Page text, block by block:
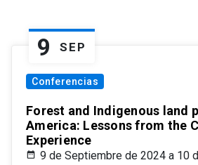
9 SEP
Conferencias
Forest and Indigenous land
America: Lessons from the
Experience
9 de Septiembre de 2024 a 10